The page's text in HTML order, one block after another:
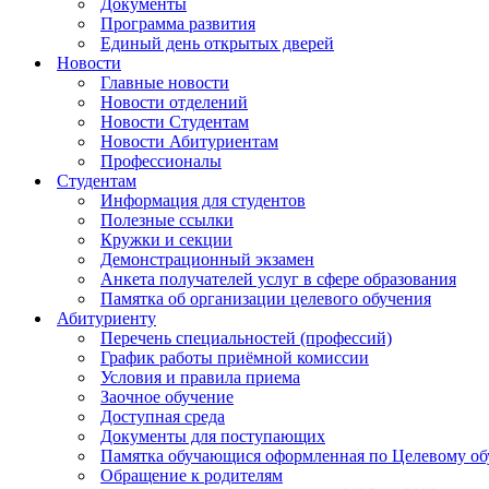
Документы
Программа развития
Единый день открытых дверей
Новости
Главные новости
Новости отделений
Новости Студентам
Новости Абитуриентам
Профессионалы
Студентам
Информация для студентов
Полезные ссылки
Кружки и секции
Демонстрационный экзамен
Анкета получателей услуг в сфере образования
Памятка об организации целевого обучения
Абитуриенту
Перечень специальностей (профессий)
График работы приёмной комиссии
Условия и правила приема
Заочное обучение
Доступная среда
Документы для поступающих
Памятка обучающися оформленная по Целевому
Обращение к родителям